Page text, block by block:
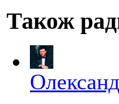
Також